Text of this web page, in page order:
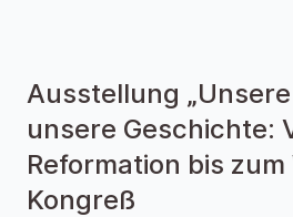
Ausstellung
unsere Geschichte:
Reformation bis
Kongreß